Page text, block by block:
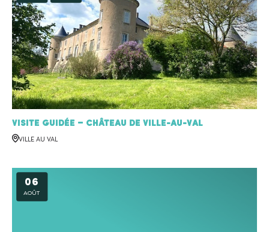
Visite Guidée – Château de Ville-au-Val
VILLE AU VAL
06
AOÛT